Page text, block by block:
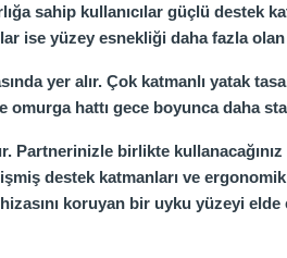
sahip kullanıcılar güçlü destek
ise yüzey esnekliği daha fazla
yer alır. Çok katmanlı yatak
omurga hattı gece boyunca daha
Partnerinizle birlikte
destek katmanları ve ergonomik
koruyan bir uyku yüzeyi